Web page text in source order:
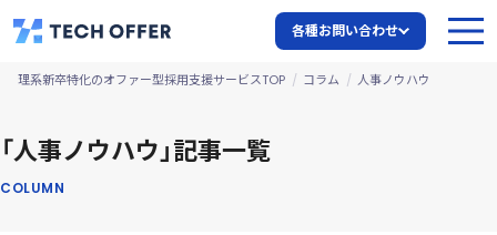
各種お問い合わせ
理系新卒特化のオファー型採用支援サービスTOP コラム 人事ノウハウ
「人事ノウハウ」記事一覧
COLUMN